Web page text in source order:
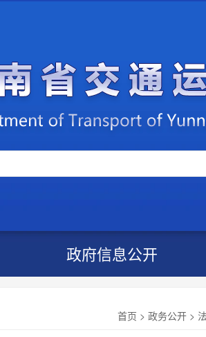
政府信息公开
首页 > 政务公开>